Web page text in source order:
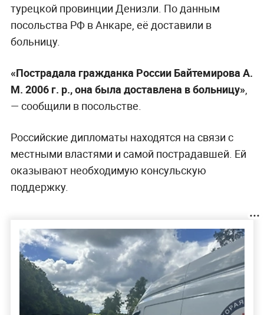
турецкой провинции Денизли. По данным
посольства РФ в Анкаре, её доставили в
больницу.
«Пострадала гражданка России Байтемирова А.
М. 2006 г. р., она была доставлена в больницу»,
— сообщили в посольстве.
Российские дипломаты находятся на связи с
местными властями и самой пострадавшей. Ей
оказывают необходимую консульскую
поддержку.